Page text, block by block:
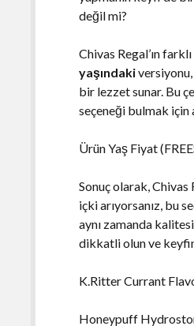
değil mi?
Chivas Regal’ın
yaşındaki
bir lezzet sunar. Bu
seçeneği bulmak
Ürün Yaş Fiyat
Sonuç olarak,
içki arıyorsanız, bu
aynı zamanda
dikkatli olun ve
K.Ritter Currant
Honeypuff